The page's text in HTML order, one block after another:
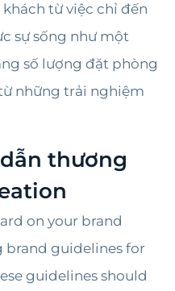
từ việc chỉ đến
sự sống như một
số lượng đặt phòng
những trải nghiệm
thương
on your brand
brand guidelines for
guidelines should